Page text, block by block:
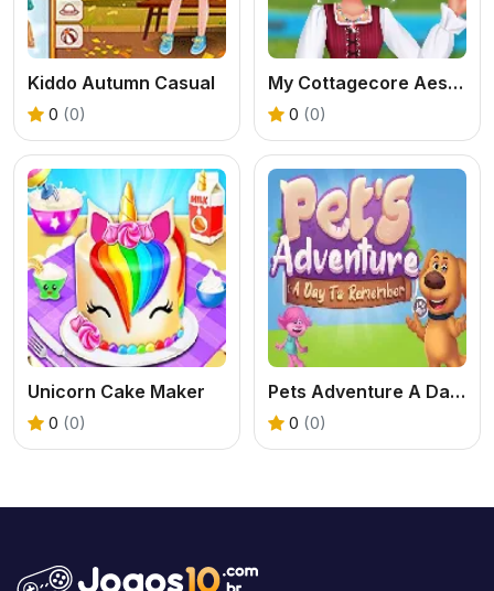
Kiddo Autumn Casual
0 (0)
My Cottagecore Aesthetic Look
0 (0)
Unicorn Cake Maker
0 (0)
Pets Adventure A Day To Remember
0 (0)